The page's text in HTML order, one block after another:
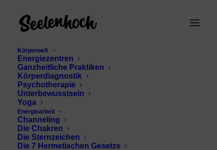
Körperwelt
Energiezentren
Ganzheitliche Praktiken
Körperdiagnostik
Psychotherapie
Unterbewusstsein
Yoga
Energiearbeit
Channeling
Die Chakren
Die Sternzeichen
Die 7 Hermetischen Gesetze